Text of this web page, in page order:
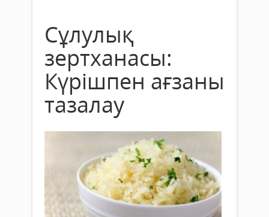
Сұлулық
зертханасы:
Күрішпен ағзаны
тазалау